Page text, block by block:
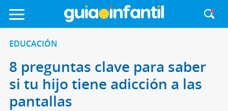
EDUCACIÓN
8 preguntas clave para saber
si tu hijo tiene adicción a las
pantallas